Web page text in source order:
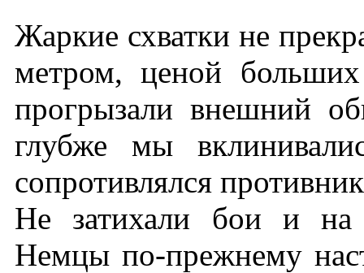
Жаркие схватки не
метром, ценой
прогрызали внешний
глубже мы
сопротивлялся
Не затихали бои и на
Немцы по-прежнему